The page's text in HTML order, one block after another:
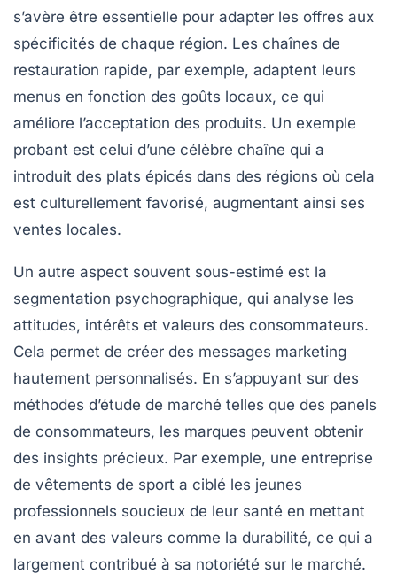
s’avère être essentielle pour adapter les offres aux
spécificités de chaque région. Les chaînes de
restauration rapide, par exemple, adaptent leurs
menus en fonction des goûts locaux, ce qui
améliore l’acceptation des produits. Un exemple
probant est celui d’une célèbre chaîne qui a
introduit des plats épicés dans des régions où cela
est culturellement favorisé, augmentant ainsi ses
ventes locales.
Un autre aspect souvent sous-estimé est la
segmentation psychographique, qui analyse les
attitudes, intérêts et valeurs des consommateurs.
Cela permet de créer des messages marketing
hautement personnalisés. En s’appuyant sur des
méthodes d’étude de marché telles que des panels
de consommateurs, les marques peuvent obtenir
des insights précieux. Par exemple, une entreprise
de vêtements de sport a ciblé les jeunes
professionnels soucieux de leur santé en mettant
en avant des valeurs comme la durabilité, ce qui a
largement contribué à sa notoriété sur le marché.